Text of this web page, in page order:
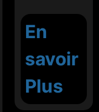
En
savoir
Plus